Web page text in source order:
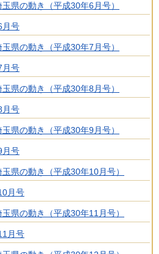
県の動き（平成30年6月号）
月号
県の動き（平成30年7月号）
月号
県の動き（平成30年8月号）
月号
県の動き（平成30年9月号）
月号
県の動き（平成30年10月号）
月号
県の動き（平成30年11月号）
月号